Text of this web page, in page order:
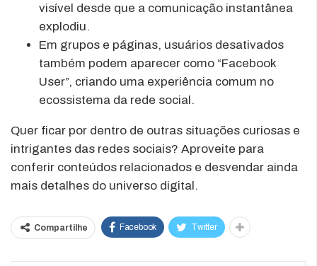
visível desde que a comunicação instantânea
explodiu.
Em grupos e páginas, usuários desativados
também podem aparecer como “Facebook
User”, criando uma experiência comum no
ecossistema da rede social.
Quer ficar por dentro de outras situações curiosas e
intrigantes das redes sociais? Aproveite para
conferir conteúdos relacionados e desvendar ainda
mais detalhes do universo digital.
Compartilhe Facebook Twitter